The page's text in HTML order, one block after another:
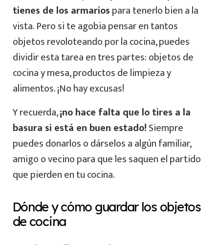
tienes de los armariospara tenerlo bien a la
vista. Pero si te agobia pensar en tantos
objetos revoloteando por la cocina, puedes
dividir esta tarea en tres partes: objetos de
cocina y mesa, productos de limpieza y
alimentos. ¡No hay excusas!
Y recuerda,¡no hace falta que lo tires a la
basura si está en buen estado!Siempre
puedes donarlos o dárselos a algún familiar,
amigo o vecino para que les saquen el partido
que pierden en tu cocina.
Dónde y cómo guardar los objetos
de cocina